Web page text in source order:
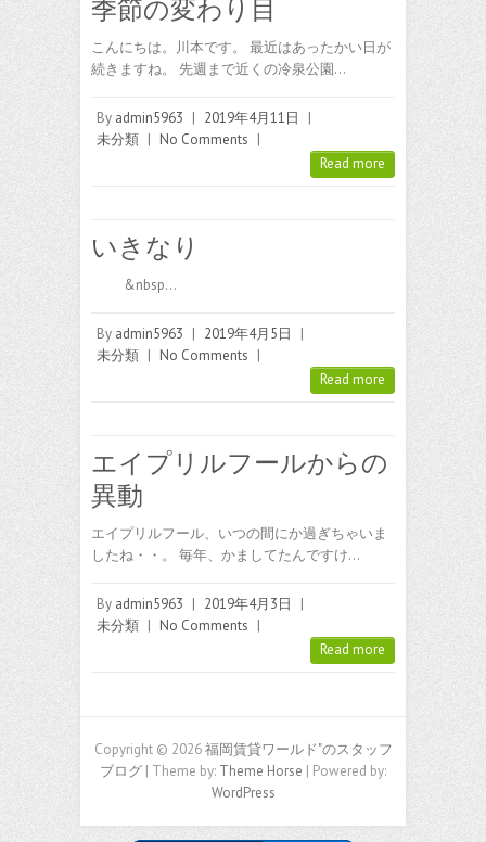
季節の変わり目
こんにちは。川本です。 最近はあったかい日が
続きますね。 先週まで近くの冷泉公園…
By admin5963 | 2019年4月11日
|
未分類 | No Comments |
Read more
いきなり
&nbsp…
By admin5963 | 2019年4月5日
|
未分類 | No Comments |
Read more
エイプリルフールからの
異動
エイプリルフール、いつの間にか過ぎちゃいま
したね・・。 毎年、かましてたんですけ…
By admin5963 | 2019年4月3日
|
未分類 | No Comments |
Read more
Copyright © 2026福岡賃貸ワールド"のスタッフ
ブログ | Theme by: Theme Horse | Powered by:
WordPress